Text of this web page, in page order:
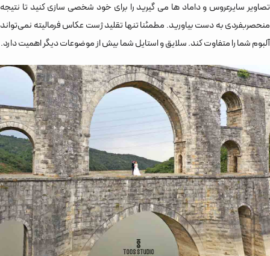
تصاویر سایرعروس و داماد ها می گیرید را برای خود شخصی سازی کنید تا نتیجه
منحصربفردی به دست بیاورید. مطمئنا تنها تقلید ژست عکاس فرمالیته نمی‌تواند
آلبوم شما را متفاوت کند. سلایق و استایل شما بیش از موضوعات دیگر اهمیت دارد.